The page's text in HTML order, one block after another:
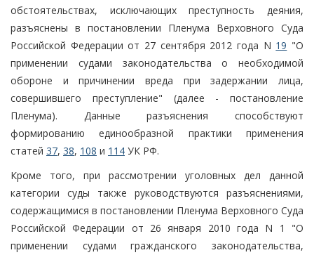
обстоятельствах, исключающих преступность деяния,
разъяснены в постановлении Пленума Верховного Суда
Российской Федерации от 27 сентября 2012 года N 19 "О
применении судами законодательства о необходимой
обороне и причинении вреда при задержании лица,
совершившего преступление" (далее - постановление
Пленума). Данные разъяснения способствуют
формированию единообразной практики применения
статей 37, 38, 108 и 114 УК РФ.
Кроме того, при рассмотрении уголовных дел данной
категории суды также руководствуются разъяснениями,
содержащимися в постановлении Пленума Верховного Суда
Российской Федерации от 26 января 2010 года N 1 "О
применении судами гражданского законодательства,